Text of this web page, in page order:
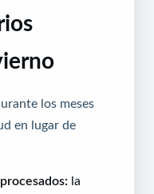
los meses
en lugar de
la